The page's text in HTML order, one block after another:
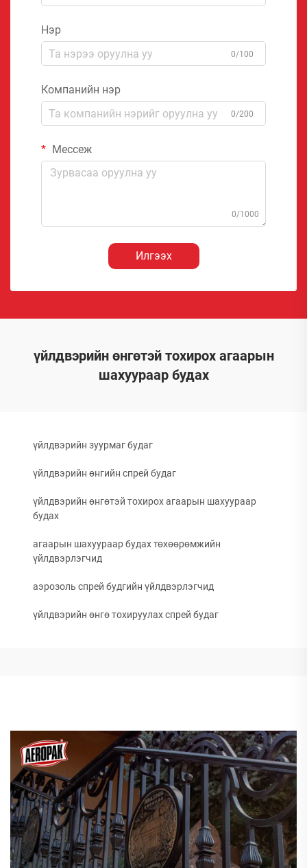
Нэр
0/100
Компанийн нэр
0/200
Мессеж
0/1000
Илгээх
үйлдвэрийн өнгөтэй тохирох агаарын
шахуураар будах
үйлдвэрийн зуурмаг будаг
үйлдвэрийн өнгийн спрей будаг
үйлдвэрийн өнгөтэй тохирох агаарын шахуураар
будах
агаарын шахуураар будах төхөөрөмжийн
үйлдвэрлэгчид
аэрозоль спрей будгийн үйлдвэрлэгчид
үйлдвэрийн өнгө тохируулах спрей будаг